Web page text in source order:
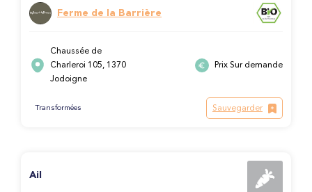
Ferme de la Barrière
Chaussée de
Charleroi 105, 1370
Jodoigne
Prix Sur demande
Transformées Sauvegarder
Ail